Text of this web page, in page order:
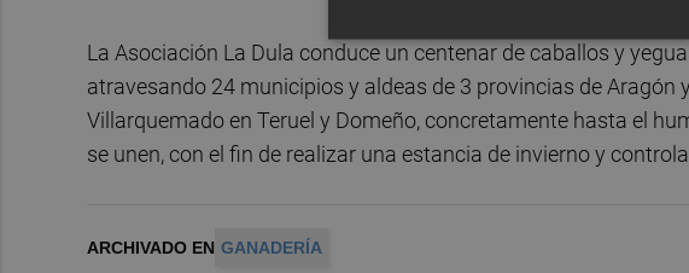
La Asociación La Dula conduce un centenar de caballos y
atravesando 24 municipios y aldeas de 3 provincias de Aragón
Villarquemado en Teruel y Domeño, concretamente hasta el
se unen, con el fin de realizar una estancia de invierno y
ARCHIVADO EN GANADERÍA